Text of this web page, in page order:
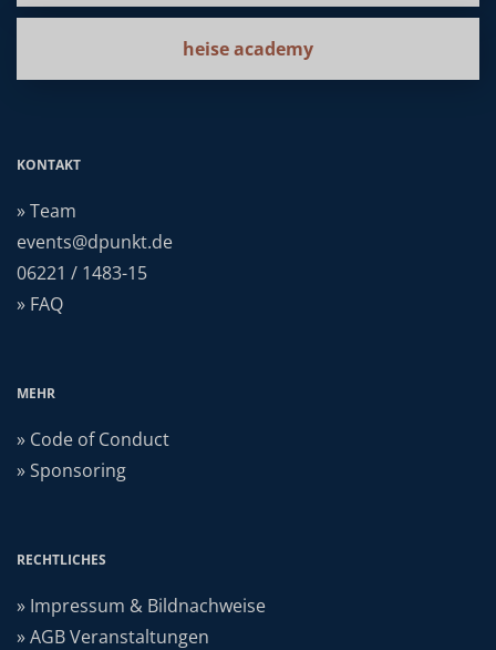
heise academy
KONTAKT
» Team
events@dpunkt.de
06221 / 1483-15
» FAQ
MEHR
» Code of Conduct
» Sponsoring
RECHTLICHES
» Impressum & Bildnachweise
» AGB Veranstaltungen